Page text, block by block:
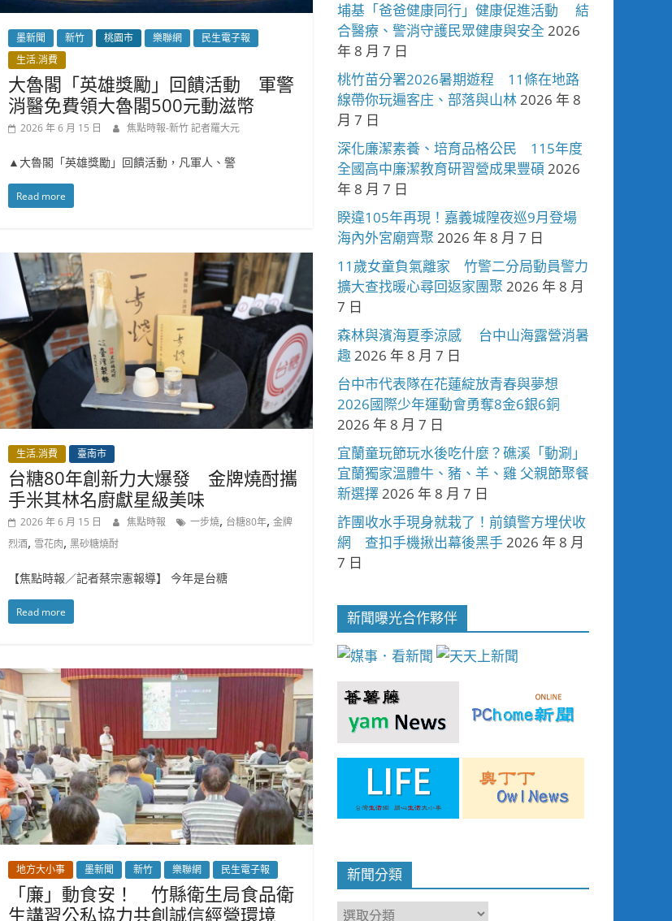
墨新聞 新竹 桃園市 樂聯網
民生電子報
生活.消費
大魯閣「英雄獎勵」回饋活動 軍警
消醫免費領大魯閣500元動滋幣
2026 年 6 月 15 日 焦點時報-新竹 記者羅大元
▲大魯閣「英雄獎勵」回饋活動，凡軍人、警
Read more
生活.消費 臺南市
台糖80年創新力大爆發 金牌燒酎攜
手米其林名廚獻星級美味
2026 年 6 月 15 日 焦點時報 一步燒, 台糖80年,金牌
烈酒, 雪花肉,黑砂糖燒酎
【焦點時報／記者蔡宗憲報導】 今年是台糖
Read more
地方大小事 墨新聞 新竹 樂聯網 民生電子報
「廉」動食安！ 竹縣衛生局食品衛
生講習公私協力共創誠信經營環境
埔基「爸爸健康同行」健康促進活動 結
合醫療、警消守護民眾健康與安全 2026
年 8 月 7 日
桃竹苗分署2026暑期遊程 11條在地路
線帶你玩遍客庄、部落與山林2026 年 8
月 7 日
深化廉潔素養、培育品格公民 115年度
全國高中廉潔教育研習營成果豐碩 2026
年 8 月 7 日
睽違105年再現！嘉義城隍夜巡9月登場
海內外宮廟齊聚 2026 年 8 月 7 日
11歲女童負氣離家 竹警二分局動員警力
擴大查找暖心尋回返家團聚 2026 年 8 月
7 日
森林與濱海夏季涼感 台中山海露營消暑
趣2026 年 8 月 7 日
台中市代表隊在花蓮綻放青春與夢想
2026國際少年運動會勇奪8金6銀6銅
2026 年 8 月 7 日
宜蘭童玩節玩水後吃什麼？礁溪「動涮」
宜蘭獨家溫體牛、豬、羊、雞 父親節聚餐
新選擇2026 年 8 月 7 日
詐團收水手現身就栽了！前鎮警方埋伏收
網 查扣手機揪出幕後黑手2026 年 8 月
7 日
新聞曝光合作夥伴
新聞分類
新